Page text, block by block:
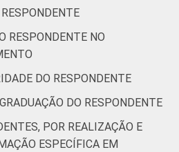
diagnose e
Capital 49
RESPONDENTE NO
DO RESPONDENTE
DO RESPONDENTE
POR REALIZAÇÃO E
ESPECÍFICA EM